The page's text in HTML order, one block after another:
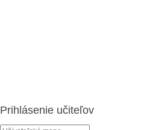
Prihlásenie učiteľov